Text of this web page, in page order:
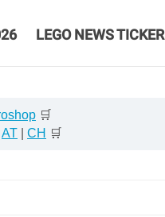
LEGO NEWS TICKER
🛒
AT CH 🛒